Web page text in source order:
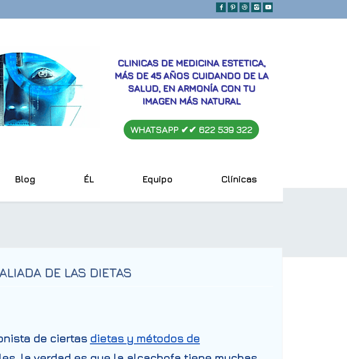
CLINICAS DE MEDICINA ESTETICA,
MÁS DE 45 AÑOS CUIDANDO DE LA
SALUD, EN ARMONÍA CON TU
IMAGEN MÁS NATURAL
WHATSAPP ✔︎✔︎ 622 539 322
Blog ÉL Equipo Clínicas
DE LAS DIETAS
de ciertas dietas y métodos de